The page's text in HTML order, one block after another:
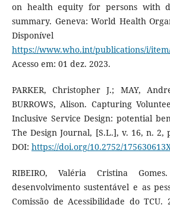
on health equity for persons with
summary. Geneva: World Health
https://www.who.int/publications/i/
Acesso em: 01 dez. 2023.
PARKER, Christopher J.; MAY,
BURROWS, Alison. Capturing
Inclusive Service Design: potential
The Design Journal, [S.L.], v. 16, n. 2,
DOI: https://doi.org/10.2752/
RIBEIRO, Valéria Cristina
desenvolvimento sustentável e as
Comissão de Acessibilidade do TCU.